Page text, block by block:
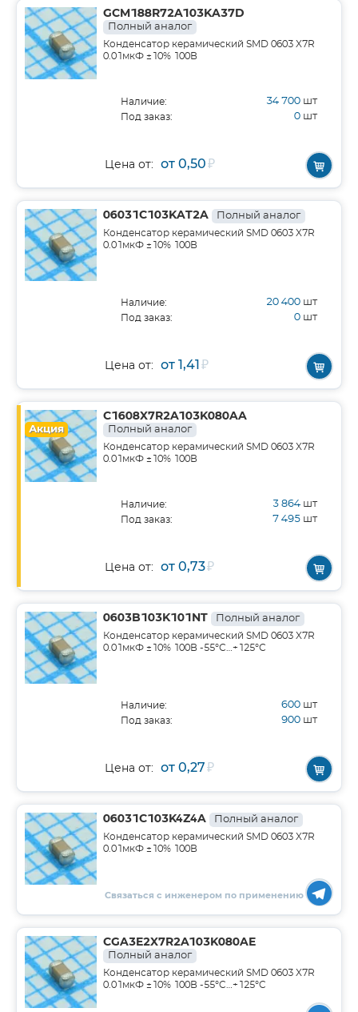
GCM188R72A103KA37D
Полный аналог
Конденсатор керамический SMD 0603 X7R
0.01мкФ ±10% 100В
Наличие: 34 700 шт
Под заказ: 0 шт
Цена от: от 0,50₽
06031C103KAT2A Полный аналог
Конденсатор керамический SMD 0603 X7R
0.01мкФ ±10% 100В
Наличие: 20 400 шт
Под заказ: 0 шт
Цена от: от 1,41₽
Акция
C1608X7R2A103K080AA
Полный аналог
Конденсатор керамический SMD 0603 X7R
0.01мкФ ±10% 100В
Наличие: 3 864 шт
Под заказ: 7 495 шт
Цена от: от 0,73₽
0603B103K101NT Полный аналог
Конденсатор керамический SMD 0603 X7R
0.01мкФ ±10% 100В -55°С…+125°С
Наличие: 600 шт
Под заказ: 900 шт
Цена от: от 0,27₽
06031C103K4Z4A Полный аналог
Конденсатор керамический SMD 0603 X7R
0.01мкФ ±10% 100В
Связаться с инженером по применению
CGA3E2X7R2A103K080AE
Полный аналог
Конденсатор керамический SMD 0603 X7R
0.01мкФ ±10% 100В -55°C…+125°C